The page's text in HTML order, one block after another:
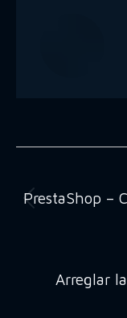
entre
PrestaShop –
Arreglar